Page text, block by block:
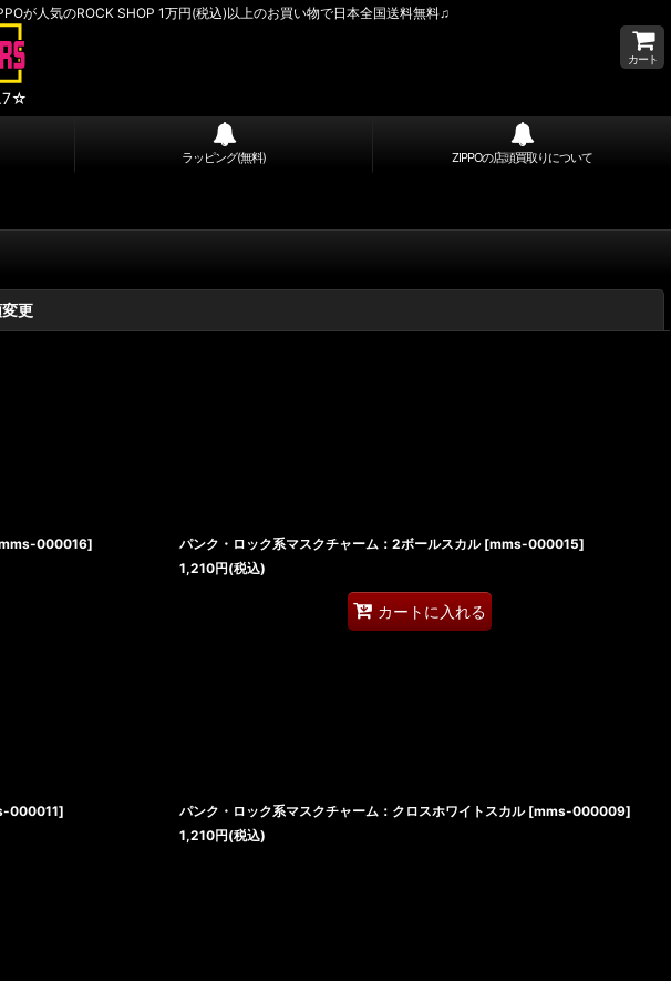
が人気のROCK SHOP 1万円(税込)以上のお買い物で日本全国送料無料♫
カート
ラッピング(無料) ZIPPOの店頭買取りについて
更
000016]
パンク・ロック系マスクチャーム：2ボールスカル [mms-000015]
1,210円(税込)
カートに入れる
000011]
パンク・ロック系マスクチャーム：クロスホワイトスカル [mms-000009]
1,210円(税込)